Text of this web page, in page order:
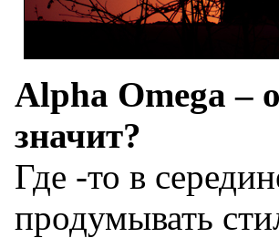
Alpha Omega –
значит?
Где -то в
продумывать